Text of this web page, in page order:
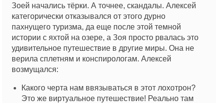
Зоей начались тёрки. А точнее, скандалы. Алексей
категорически отказывался от этого дурно
пахнущего туризма, да еще после этой темной
истории с яхтой на озере, а Зоя просто рвалась это
удивительное путешествие в другие миры. Она не
верила сплетням и конспирологам. Алексей
возмущался:
Какого черта нам ввязываться в этот лохотрон?
Это же виртуальное путешествие! Реально там